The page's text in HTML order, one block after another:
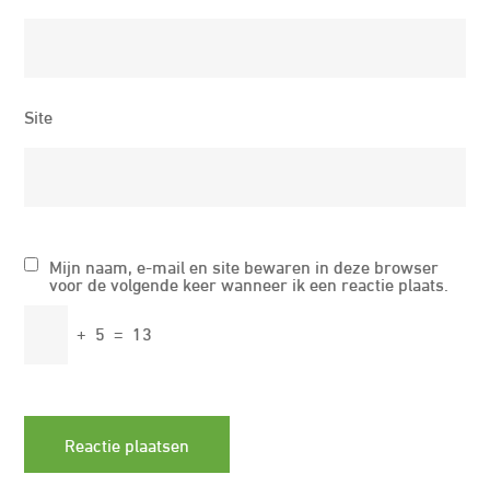
Site
Mijn naam, e-mail en site bewaren in deze browser
voor de volgende keer wanneer ik een reactie plaats.
+ 5 = 13